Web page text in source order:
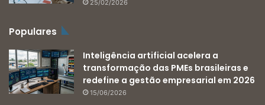
25/02/2026
Populares
Inteligência artificial acelera a
transformação das PMEs brasileiras e
redefine a gestão empresarial em 2026
15/06/2026